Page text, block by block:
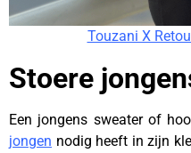
Touzani X
Stoere
Een jongens sweater of
jongen nodig heeft in zijn